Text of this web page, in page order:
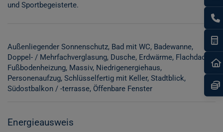
und Sportbegeisterte.
Außenliegender Sonnenschutz Bad mit WC Badewanne
Doppel- / Mehrfachverglasung Dusche Erdwärme Flachdach
Fußbodenheizung Massiv Niedrigenergiehaus
Personenaufzug Schlüsselfertig mit Keller Stadtblick
Südostbalkon / -terrasse Öffenbare Fenster
Energieausweis